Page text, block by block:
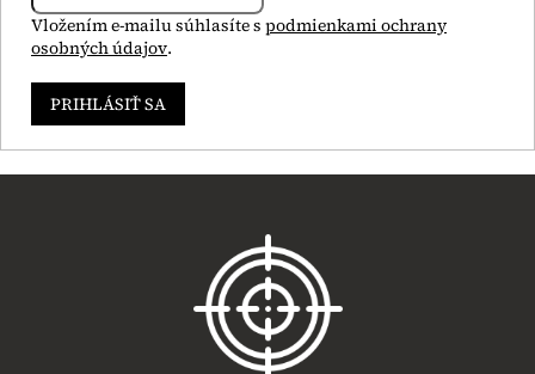
Vložením e-mailu súhlasíte s podmienkami ochrany
osobných údajov.
PRIHLÁSIŤ SA